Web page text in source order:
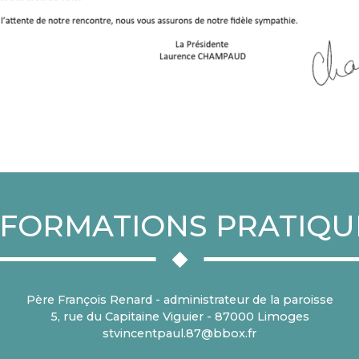
Père François Renard - administrateur de la paroisse
5, rue du Capitaine Viguier - 87000 Limoges
stvincentpaul.87@bbox.fr